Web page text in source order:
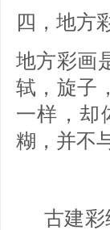
四，地方
地方彩画
轼，旋子
一样，却
糊，并不
古建彩